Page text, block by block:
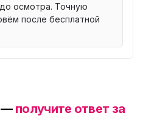
осмотра. Точную
после бесплатной
— получите ответ за